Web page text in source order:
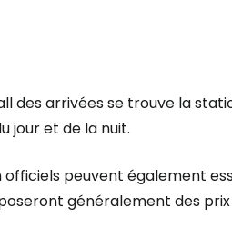
des arrivées se trouve la
jour et de la nuit.
officiels peuvent également
généralement des